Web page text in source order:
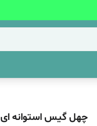
چهل گیس استوانه ای